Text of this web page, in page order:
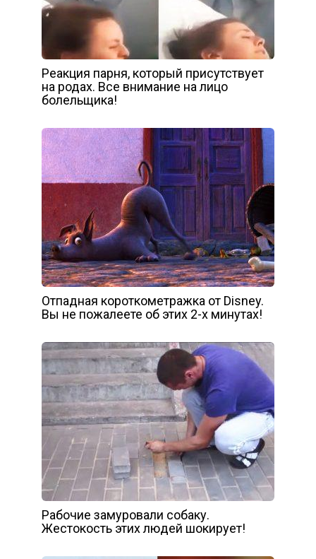
Реакция парня, который присутствует
на родах. Все внимание на лицо
болельщика!
Отпадная короткометражка от Disney.
Вы не пожалеете об этих 2-х минутах!
Рабочие замуровали собаку.
Жестокость этих людей шокирует!